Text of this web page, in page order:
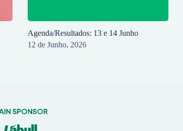
Agenda/Resultados: 13 e 14 Junho
12 de Junho, 2026